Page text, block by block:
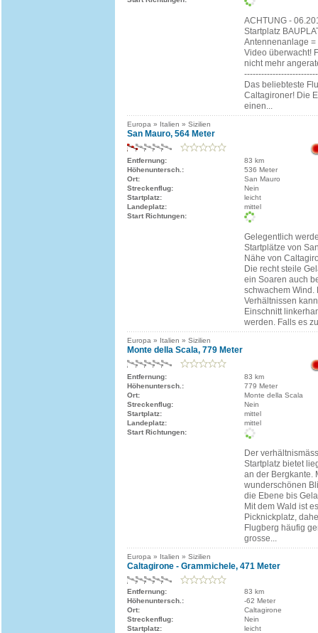
ACHTUNG -
Startplatz
Antennenanlage
Video überwacht!
nicht mehr
Das beliebteste
Caltagironer! Die
einen...
Europa » Italien » Sizilien
San Mauro, 564 Meter
Entfernung:
83 km
Höhenuntersch.:
536 Meter
Ort:
San Mauro
Streckenflug:
Nein
Startplatz:
leicht
Landeplatz:
mittel
Start Richtungen:
Gelegentlich
Startplätze von
Nähe von
Die recht steile
ein Soaren auch
schwachem Wind.
Verhältnissen
Einschnitt
werden. Falls es
Europa » Italien » Sizilien
Monte della Scala, 779 Meter
Entfernung:
83 km
Höhenuntersch.:
779 Meter
Ort:
Monte della Scala
Streckenflug:
Nein
Startplatz:
mittel
Landeplatz:
mittel
Start Richtungen:
Der
Startplatz bietet
an der Bergkante.
wunderschönen
die Ebene bis
Mit dem Wald ist
Picknickplatz,
Flugberg häufig
grosse...
Europa » Italien » Sizilien
Caltagirone - Grammichele, 471 Meter
Entfernung:
83 km
Höhenuntersch.:
-62 Meter
Ort:
Caltagirone
Streckenflug:
Nein
Startplatz:
leicht